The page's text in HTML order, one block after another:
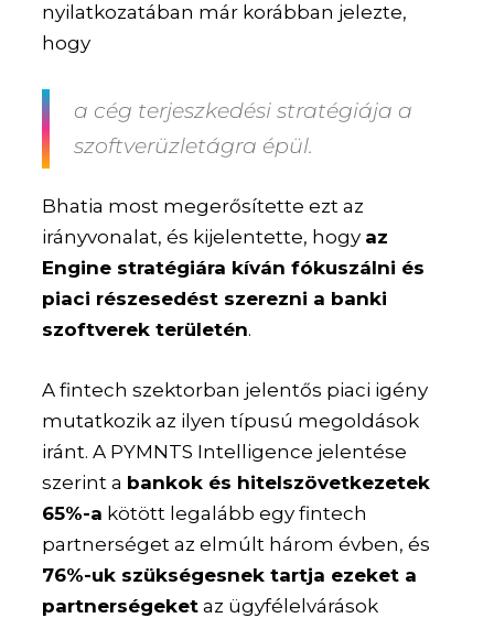
nyilatkozatában már korábban jelezte,
hogy
a cég terjeszkedési stratégiája a
szoftverüzletágra épül.
Bhatia most megerősítette ezt az
irányvonalat, és kijelentette, hogy az
Engine stratégiára kíván fókuszálni és
piaci részesedést szerezni a banki
szoftverek területén.
A fintech szektorban jelentős piaci igény
mutatkozik az ilyen típusú megoldások
iránt. A PYMNTS Intelligence jelentése
szerint a bankok és hitelszövetkezetek
65%-a kötött legalább egy fintech
partnerséget az elmúlt három évben, és
76%-uk szükségesnek tartja ezeket a
partnerségeket az ügyfélelvárások